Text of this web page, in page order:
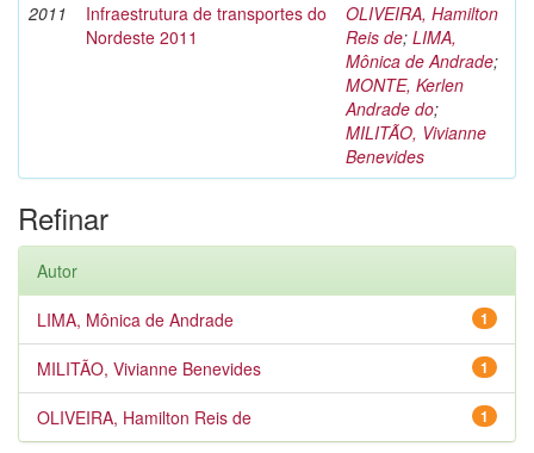
2011
Infraestrutura de transportes do
Nordeste 2011
OLIVEIRA, Hamilton
Reis de; LIMA,
Mônica de Andrade;
MONTE, Kerlen
Andrade do;
MILITÃO, Vivianne
Benevides
Refinar
Autor
1
LIMA, Mônica de Andrade
1
MILITÃO, Vivianne Benevides
1
OLIVEIRA, Hamilton Reis de